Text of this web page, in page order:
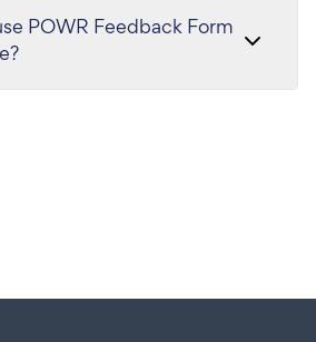
POWR Feedback Form